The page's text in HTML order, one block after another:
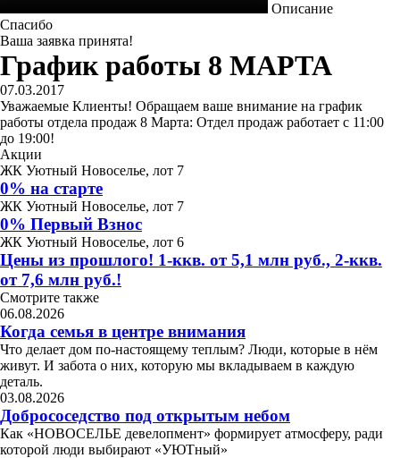
Описание
Спасибо
Ваша заявка принята!
График работы 8 МАРТА
07.03.2017
Уважаемые Клиенты! Обращаем ваше внимание на график
работы отдела продаж 8 Марта: Отдел продаж работает с 11:00
до 19:00!
Акции
ЖК Уютный Новоселье, лот 7
0% на старте
ЖК Уютный Новоселье, лот 7
0% Первый Взнос
ЖК Уютный Новоселье, лот 6
Цены из прошлого! 1-ккв. от 5,1 млн руб., 2-ккв.
от 7,6 млн руб.!
Смотрите также
06.08.2026
Когда семья в центре внимания
Что делает дом по-настоящему теплым? Люди, которые в нём
живут. И забота о них, которую мы вкладываем в каждую
деталь.
03.08.2026
Добрососедство под открытым небом
Как «НОВОСЕЛЬЕ девелопмент» формирует атмосферу, ради
которой люди выбирают «УЮТный»